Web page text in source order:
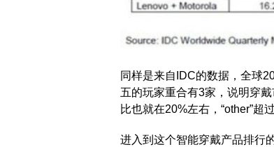
同样是来自IDC的数据，全球
五的玩家重合有3家，说明穿
比也就在20%左右，“other”超
进入到这个智能穿戴产品排行